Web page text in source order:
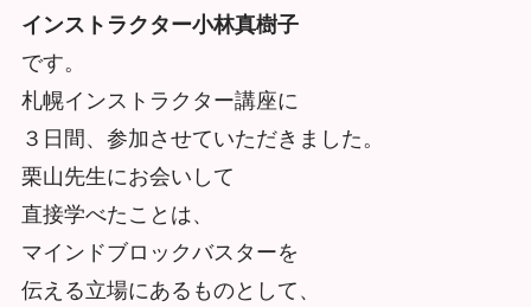
インストラクター小林真樹子
です。
札幌インストラクター講座に
３日間、参加させていただきました。
栗山先生にお会いして
直接学べたことは、
マインドブロックバスターを
伝える立場にあるものとして、